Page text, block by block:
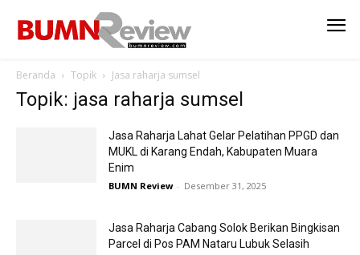
Beranda Topik Jasa raharja sumsel
Topik: jasa raharja sumsel
Jasa Raharja Lahat Gelar Pelatihan PPGD dan
MUKL di Karang Endah, Kabupaten Muara
Enim
BUMN Review - Desember 31, 2025
Jasa Raharja Cabang Solok Berikan Bingkisan
Parcel di Pos PAM Nataru Lubuk Selasih